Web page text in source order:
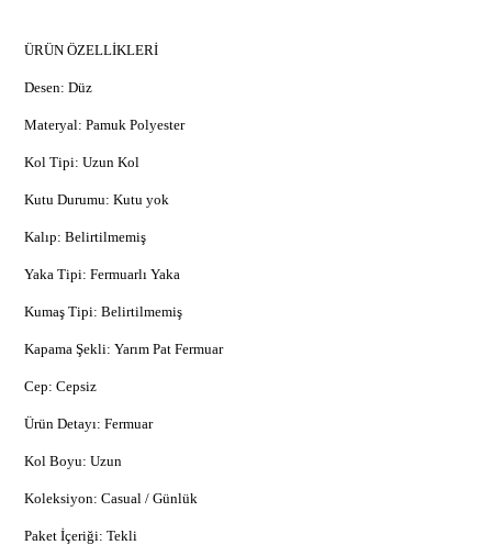
ÜRÜN ÖZELLİKLERİ
Desen: Düz
Materyal: Pamuk Polyester
Kol Tipi: Uzun Kol
Kutu Durumu: Kutu yok
Kalıp: Belirtilmemiş
Yaka Tipi: Fermuarlı Yaka
Kumaş Tipi: Belirtilmemiş
Kapama Şekli: Yarım Pat Fermuar
Cep: Cepsiz
Ürün Detayı: Fermuar
Kol Boyu: Uzun
Koleksiyon: Casual / Günlük
Paket İçeriği: Tekli